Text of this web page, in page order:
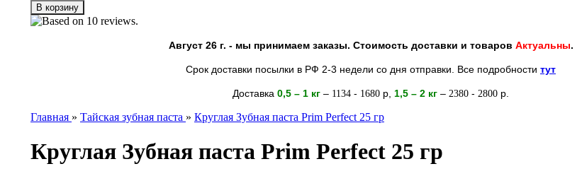
Август 26 г. - мы принимаем заказы. Стоимость доставки и товаров Актуальны.
Срок доставки посылки в РФ 2-3 недели со дня отправки. Все подробности тут
Доставка 0,5 – 1 кг – 1134 - 1680 р 1,5 – 2 кг – 2380 - 2800 р.
Главная » Тайская зубная паста » Круглая Зубная паста Prim Perfect 25 гр
Круглая Зубная паста Prim Perfect 25 гр